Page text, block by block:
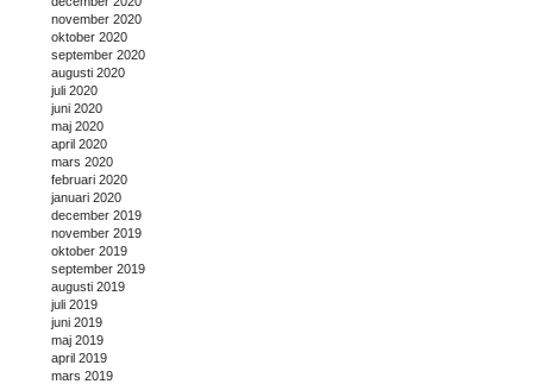
november 2020
oktober 2020
september 2020
augusti 2020
juli 2020
juni 2020
maj 2020
april 2020
mars 2020
februari 2020
januari 2020
december 2019
november 2019
oktober 2019
september 2019
augusti 2019
juli 2019
juni 2019
maj 2019
april 2019
mars 2019